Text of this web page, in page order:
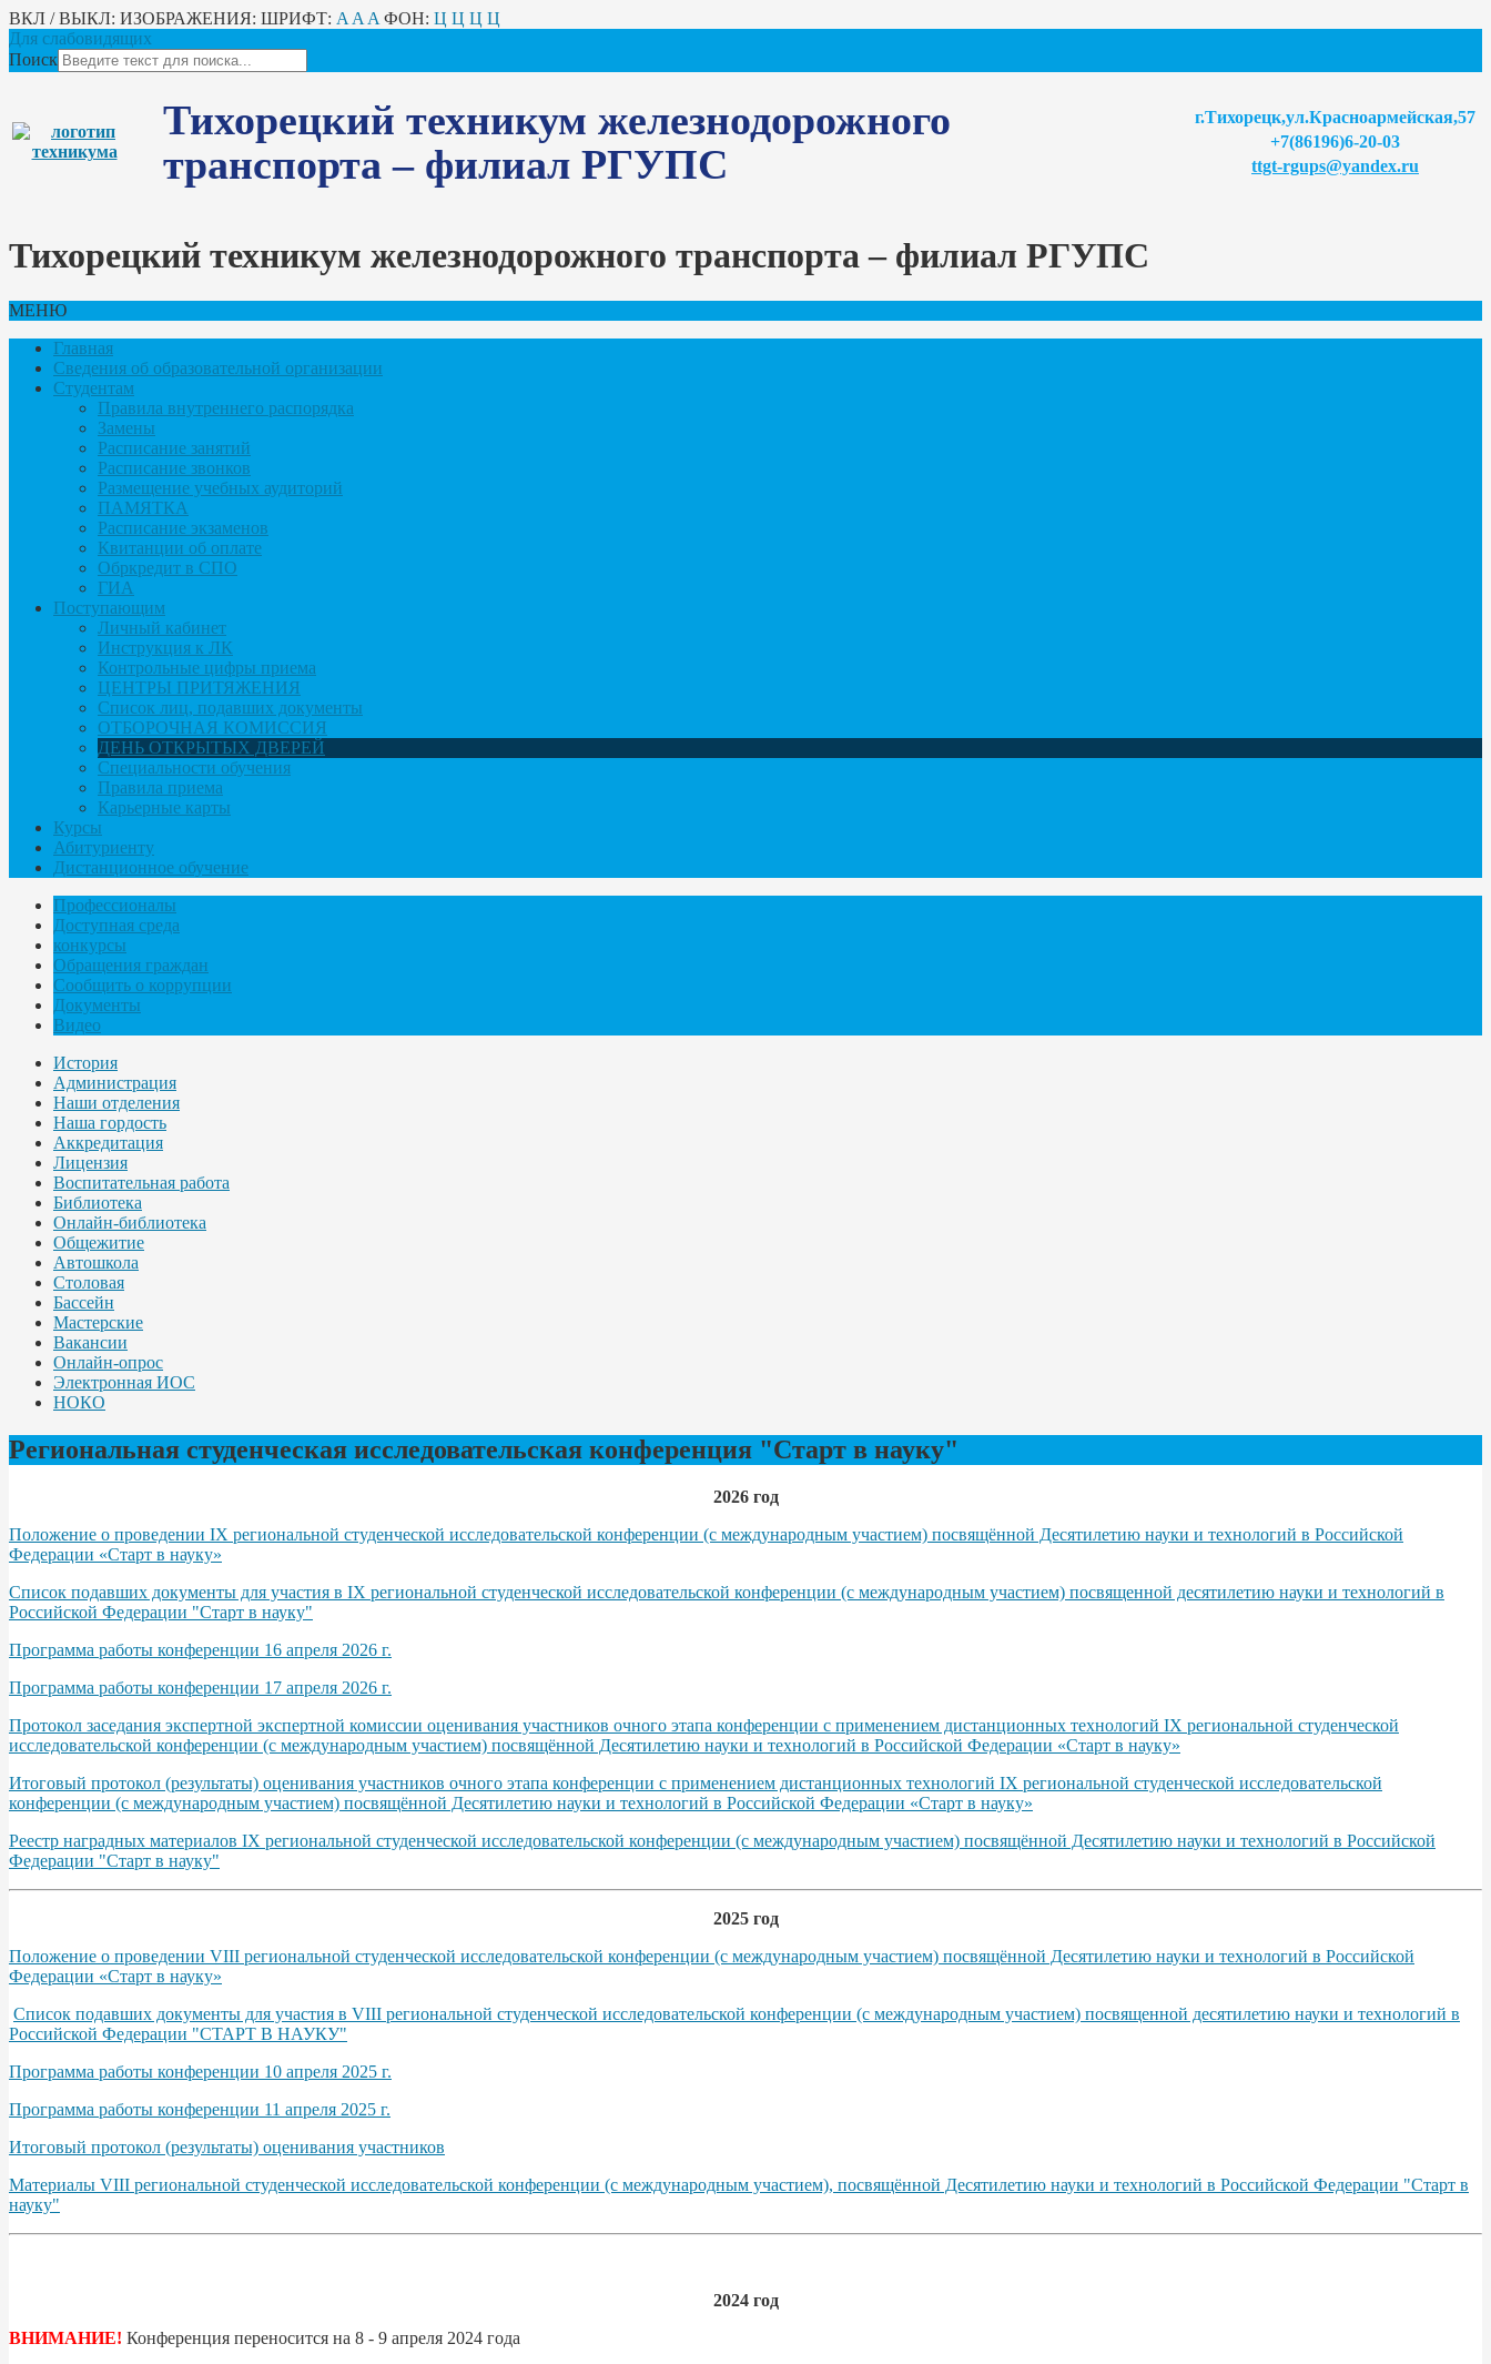
ВКЛ / ВЫКЛ: ИЗОБРАЖЕНИЯ: ШРИФТ: A A A ФОН: Ц Ц Ц Ц
Для слабовидящих
Поиск
Тихорецкий техникум железнодорожного
транспорта – филиал РГУПС
г.Тихорецк,ул.Красноармейская,57
+7(86196)6-20-03
ttgt-rgups@yandex.ru
Тихорецкий техникум железнодорожного транспорта – филиал РГУПС
МЕНЮ
Главная
Сведения об образовательной организации
Студентам
Правила внутреннего распорядка
Замены
Расписание занятий
Расписание звонков
Размещение учебных аудиторий
ПАМЯТКА
Расписание экзаменов
Квитанции об оплате
Обркредит в СПО
ГИА
Поступающим
Личный кабинет
Инструкция к ЛК
Контрольные цифры приема
ЦЕНТРЫ ПРИТЯЖЕНИЯ
Список лиц, подавших документы
ОТБОРОЧНАЯ КОМИССИЯ
ДЕНЬ ОТКРЫТЫХ ДВЕРЕЙ
Специальности обучения
Правила приема
Карьерные карты
Курсы
Абитуриенту
Дистанционное обучение
Профессионалы
Доступная среда
конкурсы
Обращения граждан
Сообщить о коррупции
Документы
Видео
История
Администрация
Наши отделения
Наша гордость
Аккредитация
Лицензия
Воспитательная работа
Библиотека
Онлайн-библиотека
Общежитие
Автошкола
Столовая
Бассейн
Мастерские
Вакансии
Онлайн-опрос
Электронная ИОС
НОКО
Региональная студенческая исследовательская конференция "Старт в науку"
2026 год
Положение о проведении IX региональной студенческой исследовательской конференции (с международным участием) посвящённой Десятилетию науки и технологий в Российской
Федерации «Старт в науку»
Список подавших документы для участия в IX региональной студенческой исследовательской конференции (с международным участием) посвященной десятилетию науки и технологий в
Российской Федерации "Старт в науку"
Программа работы конференции 16 апреля 2026 г.
Программа работы конференции 17 апреля 2026 г.
Протокол заседания экспертной экспертной комиссии оценивания участников очного этапа конференции с применением дистанционных технологий IХ региональной студенческой
исследовательской конференции (с международным участием) посвящённой Десятилетию науки и технологий в Российской Федерации «Старт в науку»
Итоговый протокол (результаты) оценивания участников очного этапа конференции с применением дистанционных технологий IХ региональной студенческой исследовательской
конференции (с международным участием) посвящённой Десятилетию науки и технологий в Российской Федерации «Старт в науку»
Реестр наградных материалов IХ региональной студенческой исследовательской конференции (с международным участием) посвящённой Десятилетию науки и технологий в Российской
Федерации "Старт в науку"
2025 год
Положение о проведении VIII региональной студенческой исследовательской конференции (с международным участием) посвящённой Десятилетию науки и технологий в Российской
Федерации «Старт в науку»
Список подавших документы для участия в VIII региональной студенческой исследовательской конференции (с международным участием) посвященной десятилетию науки и технологий в
Российской Федерации "СТАРТ В НАУКУ"
Программа работы конференции 10 апреля 2025 г.
Программа работы конференции 11 апреля 2025 г.
Итоговый протокол (результаты) оценивания участников
Материалы VIII региональной студенческой исследовательской конференции (с международным участием), посвящённой Десятилетию науки и технологий в Российской Федерации "Старт в
науку"
2024 год
ВНИМАНИЕ! Конференция переносится на 8 - 9 апреля 2024 года